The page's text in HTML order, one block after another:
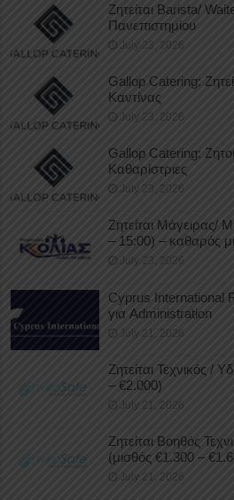
Ζητείται Barista/
Πανεπιστημίου
July 23, 2026
Gallop Catering:
Καντίνας
July 23, 2026
Gallop Catering:
Καθαρίστριες
July 23, 2026
Ζητείται Μάγειρας/
– 15:00) – καθαρός
July 23, 2026
Cyprus International
για Administration
July 21, 2026
Ζητείται Τεχνικός /
– €2.000)
July 21, 2026
Ζητείται Βοηθός
(μισθός €1.300 –
July 21, 2026